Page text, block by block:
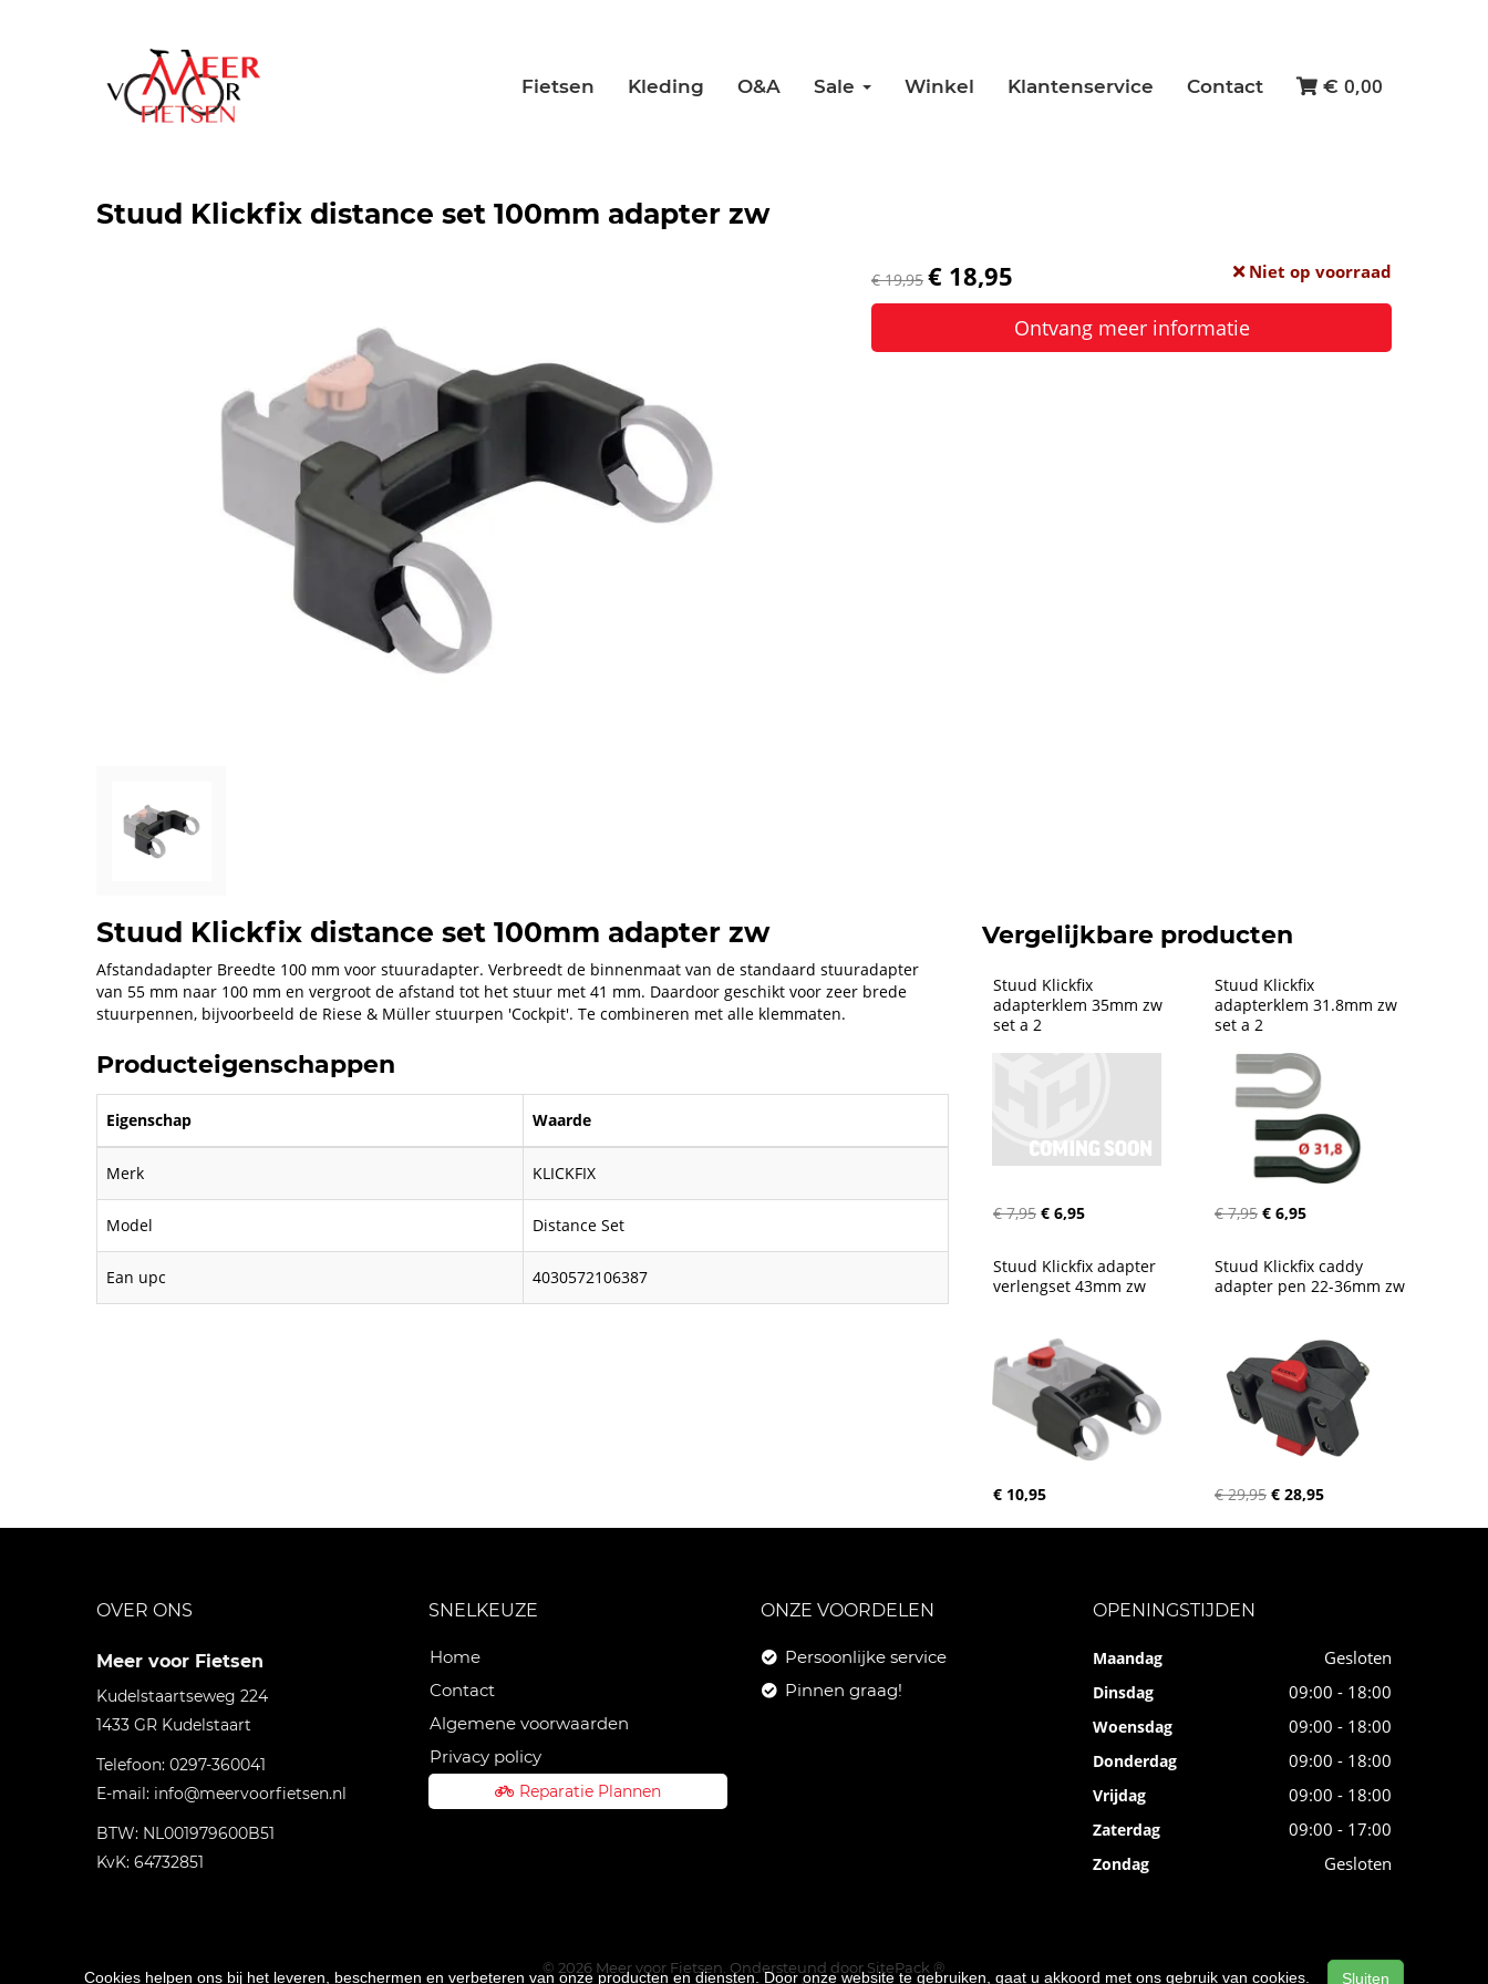
Fietsen Kleding O&A Sale Winkel Klantenservice Contact € 0,00
Stuud Klickfix distance set 100mm adapter zw
€ 19,95 € 18,95 Niet op voorraad
Ontvang meer informatie
Stuud Klickfix distance set 100mm adapter zw
Afstandadapter Breedte 100 mm voor stuuradapter. Verbreedt de binnenmaat van de standaard stuuradapter
van 55 mm naar 100 mm en vergroot de afstand tot het stuur met 41 mm. Daardoor geschikt voor zeer brede
stuurpennen, bijvoorbeeld de Riese & Müller stuurpen 'Cockpit'. Te combineren met alle klemmaten.
Producteigenschappen
Eigenschap Waarde
Merk KLICKFIX
Model Distance Set
Ean upc 4030572106387
Vergelijkbare producten
Stuud Klickfix
adapterklem 35mm zw
set a 2
€ 7,95 € 6,95
Stuud Klickfix
adapterklem 31.8mm zw
set a 2
€ 7,95 € 6,95
Stuud Klickfix adapter
verlengset 43mm zw
€ 10,95
Stuud Klickfix caddy
adapter pen 22-36mm zw
€ 29,95 € 28,95
OVER ONS
Meer voor Fietsen
Kudelstaartseweg 224
1433 GR Kudelstaart
Telefoon: 0297-360041
E-mail: info@meervoorfietsen.nl
BTW: NL001979600B51
KvK: 64732851
SNELKEUZE
Home
Contact
Algemene voorwaarden
Privacy policy
Reparatie Plannen
ONZE VOORDELEN
Persoonlijke service
Pinnen graag!
OPENINGSTIJDEN
Maandag Gesloten
Dinsdag 09:00 - 18:00
Woensdag 09:00 - 18:00
Donderdag 09:00 - 18:00
Vrijdag 09:00 - 18:00
Zaterdag 09:00 - 17:00
Zondag Gesloten
© 2026 Meer voor Fietsen. Ondersteund door SitePack ®
Cookies helpen ons bij het leveren, beschermen en verbeteren van onze producten en diensten. Door onze website te gebruiken, gaat u akkoord met ons gebruik van cookies. Sluiten